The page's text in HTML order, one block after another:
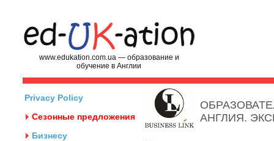
www.edukation.com.ua — образование и
обучение в Англии
Privacy Policy
Сезонные предложения
Бизнесу
АНГЛИЯ.